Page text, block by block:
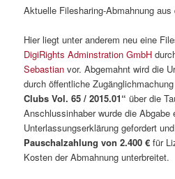
Aktuelle Filesharing-Abmahnung aus
Hier liegt unter anderem neu eine
DigiRights Adminstration GmbH
Sebastian vor. Abgemahnt wird die
durch öffentliche
Clubs Vol. 65 / 2015.01“ über die
Anschlussinhaber wurde die Abgabe
Unterlassungserklärung gefordert
Pauschalzahlung von 2.400 € für
Kosten der Abmahnung unterbreitet.